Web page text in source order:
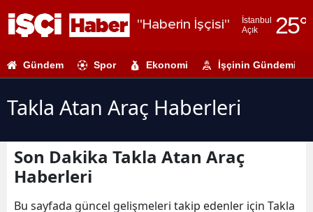
"Haberin İşçisi"
İstanbul
Açık
25°
Adıyaman
Gündem Spor Ekonomi İşçinin Gündemi
Takla Atan Araç Haberleri
Son Dakika Takla Atan Araç
Haberleri
Bu sayfada güncel gelişmeleri takip edenler için Takla